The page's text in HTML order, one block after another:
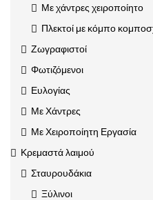
Με χάντρες χειροποίητο
Πλεκτοί με κόμπο
Ζωγραφιστοί
Φωτιζόμενοι
Ευλογίας
Με Χάντρες
Με Χειροποίητη Εργασία
Κρεμαστά λαιμού
Σταυρουδάκια
Ξύλινοι